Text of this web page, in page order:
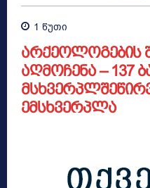
1 წუთი
არქეოლოგების
აღმოჩენა – 137
ემსხვერპლა